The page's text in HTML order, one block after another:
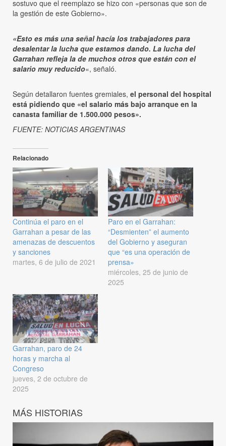
sostuvo que el reemplazo se hizo con «personas que son de
la gestión de este Gobierno».
«Esto es más una señal hacía los trabajadores para
desalentar la lucha que estamos dando. La lucha del
Garrahan refleja la de muchos otros que están con el
salario muy reducido«, señaló.
Según detallaron fuentes gremiales, el personal del hospital
está pidiendo que «el salario más bajo arranque en la
canasta familiar de 1.500.000 pesos».
FUENTE: NOTICIAS ARGENTINAS
Relacionado
Continúa el paro en el
Garrahan a pesar de las
amenazas de descuentos
y sanciones
martes, 6 de julio de 2021
Paro en el Garrahan:
“Desmienten” el aumento
del Gobierno y aseguran
que “es una operación de
prensa»
miércoles, 25 de junio de
2025
Garrahan, paro de 24
horas y marcha al
Congreso
jueves, 2 de octubre de
2025
MÁS HISTORIAS